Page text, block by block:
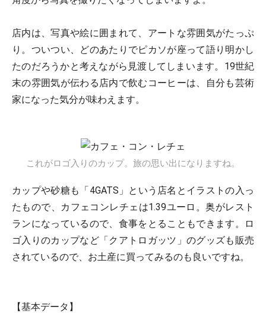
店内は、写真や絵に囲まれて、アートな雰囲気がたっぷ
り。ついつい、どのあたりでピカソが座って語り明かし
たのだろうかと考えながら見渡してしまいます。19世紀
末の雰囲気が伝わる店内で飲むコーヒーは、自分も芸術
家になった気分が味わえます。
これがロゴ入りのカップ。旅の思い出になりますね。
カップや砂糖も「4GATS」という店名とイラストの入っ
たもので、カフェコンレチェは1.39ユーロ。奥がレスト
ランになっているので、食事をとることもできます。ロ
ゴ入りのカップなど「クアトロガッツ」のグッズも販売
されているので、お土産に買ってみるのも良いですね。
【基本データ】